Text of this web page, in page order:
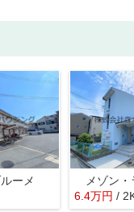
ーメ
6.4万円 /